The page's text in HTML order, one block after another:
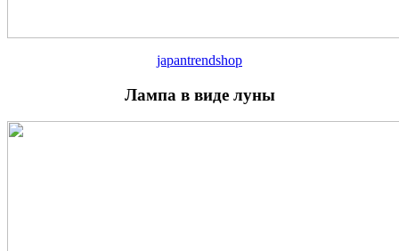
japantrendshop
Лампа в виде луны